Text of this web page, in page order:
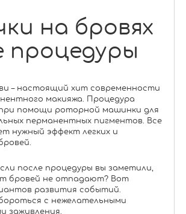
на бровях
процедуры
– настоящий хит современности
макияжа. Процедура
помощи роторной машинки для
перманентных пигментов. Все
нужный эффект легких и
после процедуры вы заметили,
бровей не отпадают? Вот
развития событий.
бороться с нежелательными
заживления.